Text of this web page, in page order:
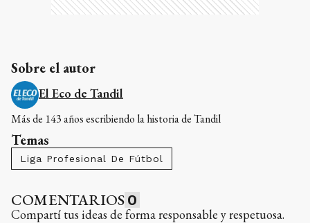
Sobre el autor
El Eco de Tandil
Más de 143 años escribiendo la historia de Tandil
Temas
Liga Profesional De Fútbol
COMENTARIOS 0
Compartí tus ideas de forma responsable y respetuosa.